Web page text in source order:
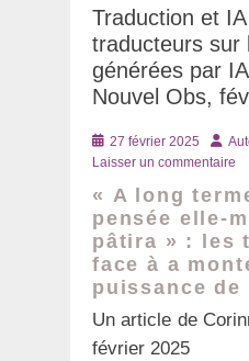
Traduction et IA
traducteurs sur
générées par
Nouvel Obs,
Posté
le
27 février 2025 Auteur
Laisser un commentaire
« A long
pensée elle-
pâtira » : les
face à a
puissance de
Un article de
février 2025